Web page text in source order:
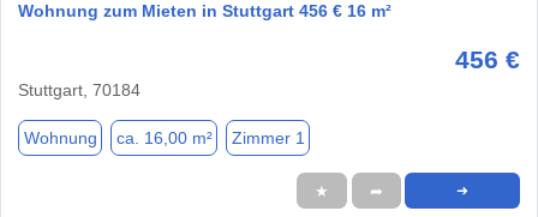
Wohnung zum Mieten in Stuttgart 456 € 16 m²
456 €
Stuttgart, 70184
Wohnung ca. 16,00 m² Zimmer 1
★ ➦ ➜